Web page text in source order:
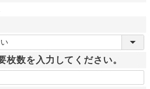
枚数を入力してください。